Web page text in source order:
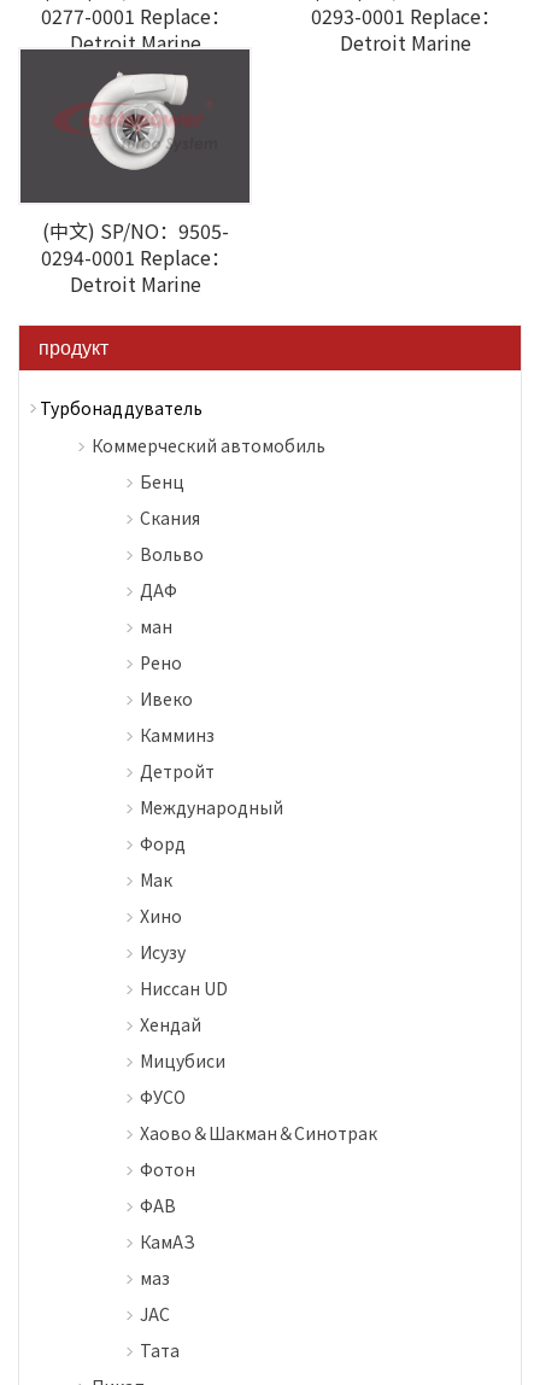
0277-0001 Replace：
Detroit Marine
0293-0001 Replace：
Detroit Marine
(中文) SP/NO：9505-
0294-0001 Replace：
Detroit Marine
продукт
Турбонаддуватель
Коммерческий автомобиль
Бенц
Скания
Вольво
ДАФ
ман
Рено
Ивеко
Камминз
Детройт
Международный
Форд
Мак
Хино
Исузу
Ниссан UD
Хендай
Мицубиси
ФУСО
Хаово＆Шакман＆Синотрак
Фотон
ФАВ
КамАЗ
маз
JAC
Тата